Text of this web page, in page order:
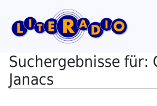
Inhalt
springen
Suchergebnisse für:
Janacs